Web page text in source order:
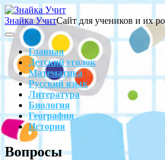
Skip
to
content
Знайка УчитСайт для учеников и их
Search
Main
Navigation
Главная
Детский уголок
Математика
Русский язык
Литература
Биология
География
История
Search
Вопросы